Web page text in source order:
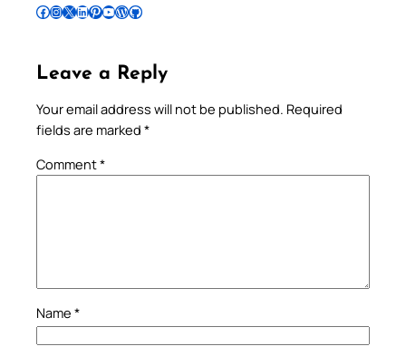
Follow Pradeep on Facebook Follow Pradeep on InstagramFollow Pradeep on X Follow Pradeep on LinkedIn Follow Pradeep on Pinterest Subscribe to Pradeep’s Youtube Channel Follow Pradeep on WordPress Follow Pradeep on GitHub
Leave a Reply
Your email address will not be published. Required
fields are marked *
Comment*
Name *